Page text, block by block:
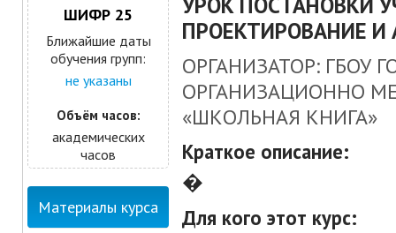
ШИФР 25
Ближайшие даты
обучения групп:
не указаны
Объём часов:
академических
часов
Материалы курса
ПРОЕКТИРОВАНИЕ И
ОРГАНИЗАТОР: ГБОУ
ОРГАНИЗАЦИОННО
«ШКОЛЬНАЯ КНИГА»
Краткое описание:
�
Для кого этот курс: